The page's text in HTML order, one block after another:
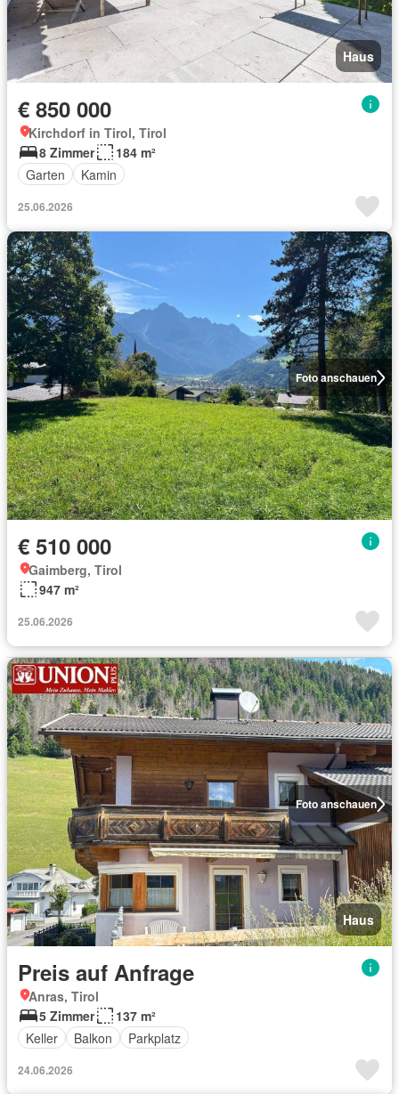
Haus
€ 850 000
Kirchdorf in Tirol, Tirol
8 Zimmer
184 m²
Garten
Kamin
25.06.2026
Foto anschauen
€ 510 000
Gaimberg, Tirol
947 m²
25.06.2026
Foto anschauen
Haus
Preis auf Anfrage
Anras, Tirol
5 Zimmer
137 m²
Keller
Balkon Parkplatz
24.06.2026